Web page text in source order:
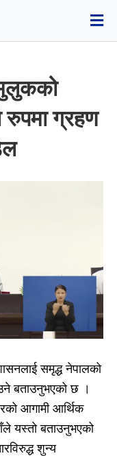
रुपमा ग्रहण
समृद्ध नेपालको
बताउनुभएको छ ।
आगामी आर्थिक
यस्तो बताउनुभएको
शुन्य